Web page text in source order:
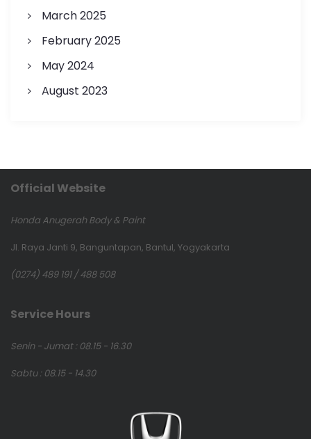
March 2025
February 2025
May 2024
August 2023
Official Website
Honda Anugerah Body & Paint
Jl. Raya Janti 9, Banguntapan, Bantul, Yogyakarta
(0274) 489 191 / 488 508
Service Hours
Senin - Jumat : 08.15 - 16.30
Sabtu : 08.15 - 14.30